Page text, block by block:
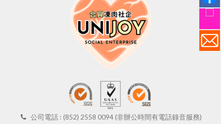
公司電話 : (852) 2558 0094 (非辦公時間有電話錄音服務)